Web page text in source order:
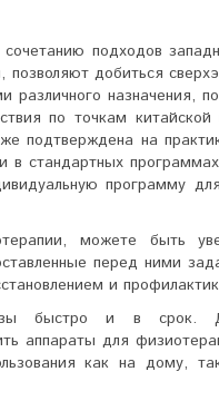
подходов
позволяют добиться
различного назначения,
по точкам
подтверждена на
в стандартных
программу
можете быть
перед ними
и
быстро и в срок.
аппараты для
как на дому,